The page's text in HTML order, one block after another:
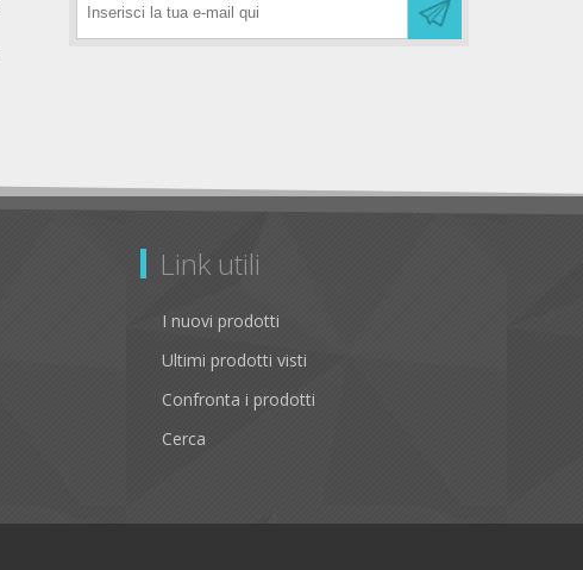
Link utili
I nuovi prodotti
Ultimi prodotti visti
Confronta i prodotti
Cerca